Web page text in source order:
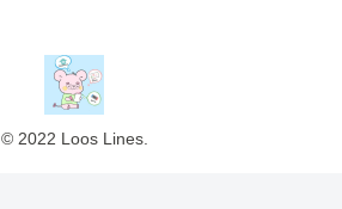
© 2022 Loos Lines.